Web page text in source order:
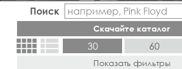
Поиск
Скачайте каталог
view_comfyview_list 30 60
Показать фильтры